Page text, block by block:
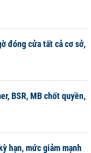
đóng cửa tất cả cơ sở,
BSR, MB chốt quyền,
hạn, mức giảm mạnh